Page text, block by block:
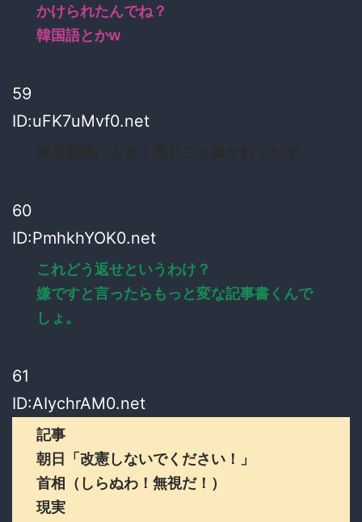
かけられたんでね？
韓国語とかw
59
ID:uFK7uMvf0.net
60
ID:PmhkhYOK0.net
これどう返せというわけ？
嫌ですと言ったらもっと変な記事書くんで
しょ。
61
ID:AIychrAM0.net
記事
朝日「改憲しないでください！」
首相（しらぬわ！無視だ！）
現実